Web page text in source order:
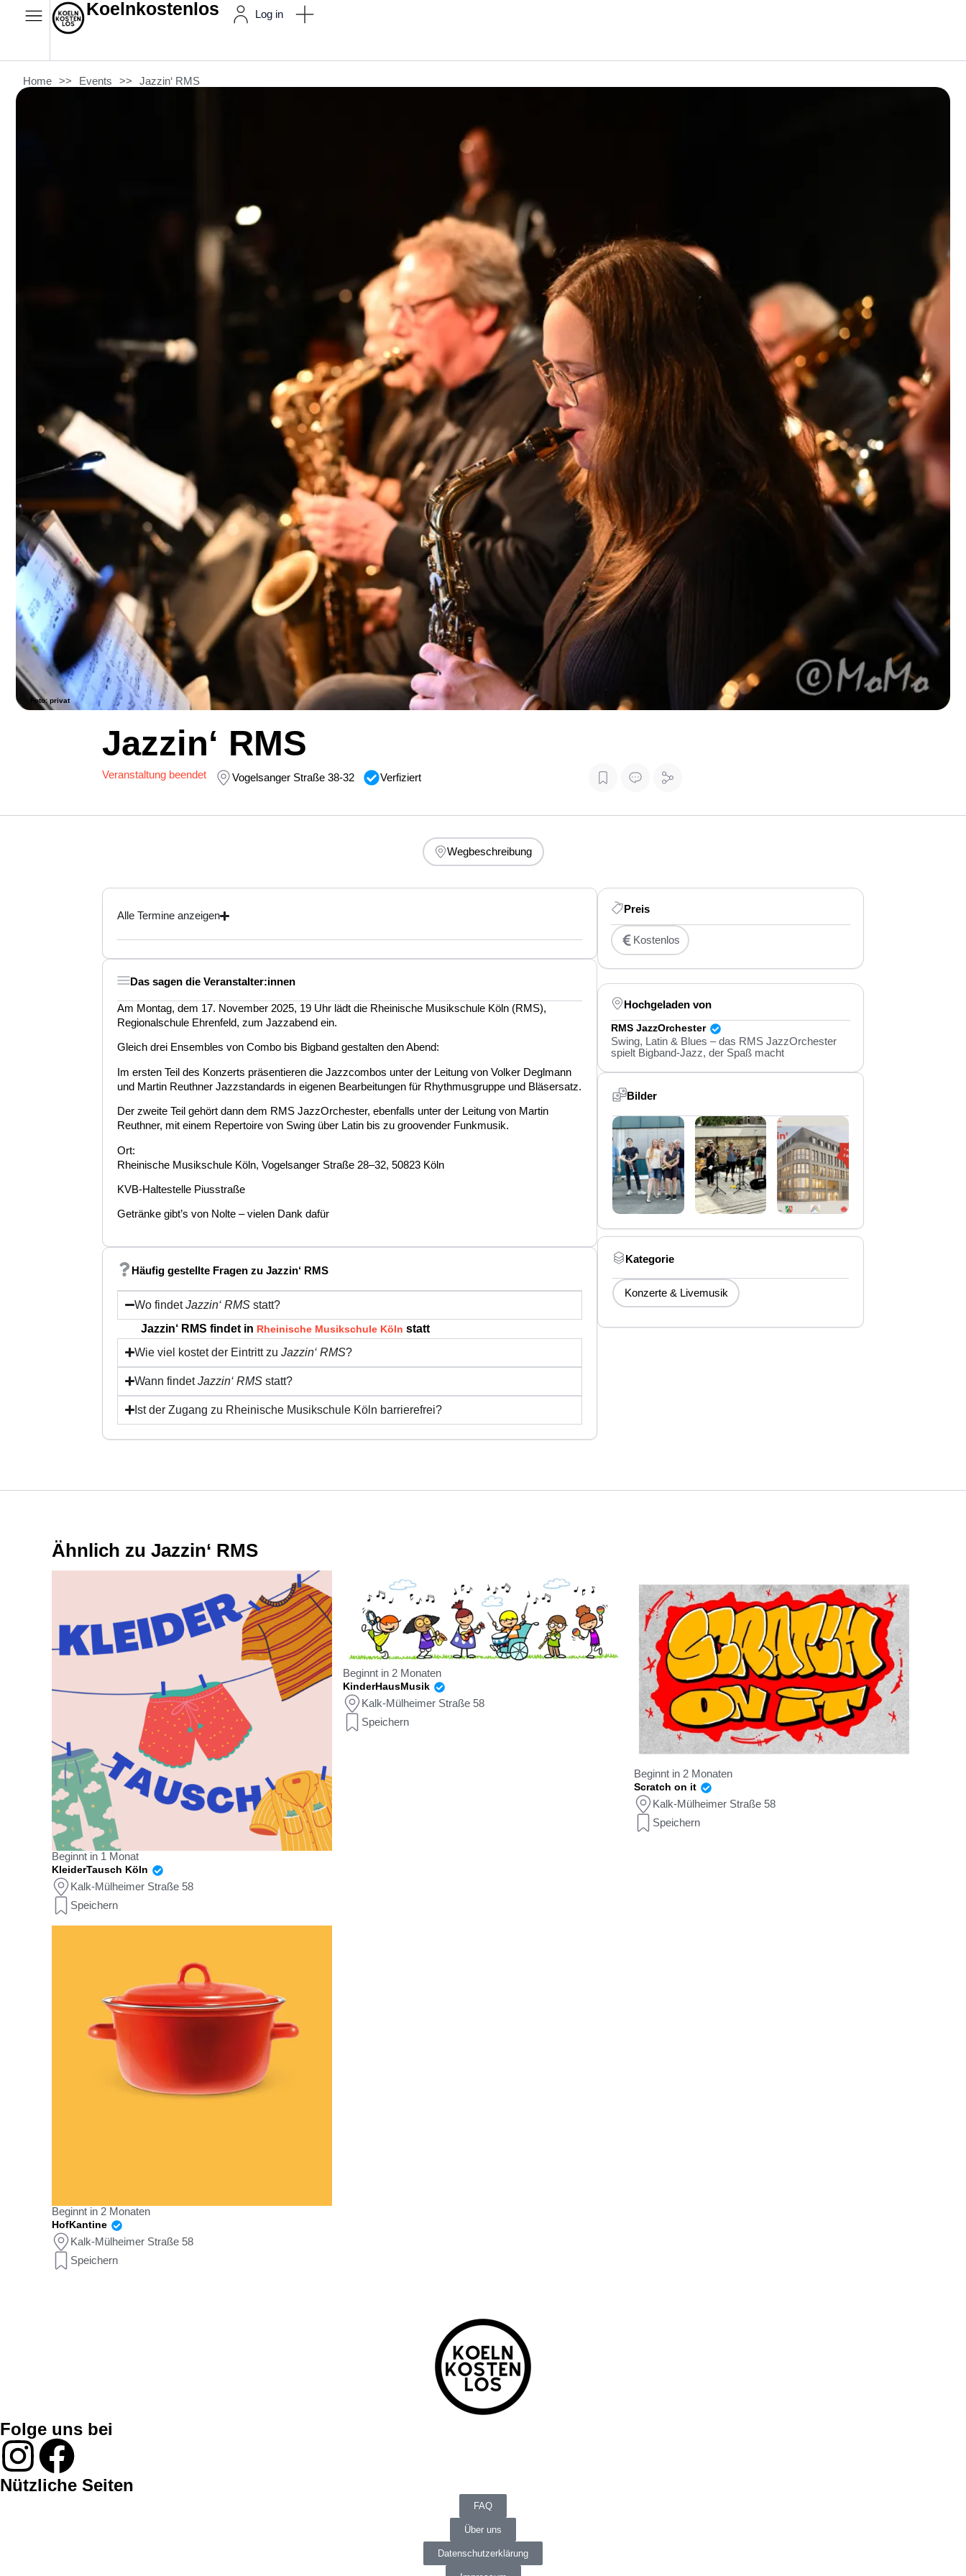
Koelnkostenlos Log in
Home >> Events >> Jazzin‘ RMS
Foto: privat
Jazzin‘ RMS
Veranstaltung beendet Vogelsanger Straße 38-32 Verfiziert
Wegbeschreibung
Alle Termine anzeigen
Das sagen die Veranstalter:innen
Am Montag, dem 17. November 2025, 19 Uhr lädt die Rheinische Musikschule Köln (RMS),
Regionalschule Ehrenfeld, zum Jazzabend ein.
Gleich drei Ensembles von Combo bis Bigband gestalten den Abend:
Im ersten Teil des Konzerts präsentieren die Jazzcombos unter der Leitung von Volker Deglmann
und Martin Reuthner Jazzstandards in eigenen Bearbeitungen für Rhythmusgruppe und Bläsersatz.
Der zweite Teil gehört dann dem RMS JazzOrchester, ebenfalls unter der Leitung von Martin
Reuthner, mit einem Repertoire von Swing über Latin bis zu groovender Funkmusik.
Ort:
Rheinische Musikschule Köln, Vogelsanger Straße 28–32, 50823 Köln
KVB-Haltestelle Piusstraße
Getränke gibt’s von Nolte – vielen Dank dafür
Häufig gestellte Fragen zu Jazzin‘ RMS
Wo findetJazzin‘ RMS statt?
Jazzin‘ RMS findet in Rheinische Musikschule Köln statt
Wie viel kostet der Eintritt zuJazzin‘ RMS?
Wann findetJazzin‘ RMS statt?
Ist der Zugang zu Rheinische Musikschule Köln barrierefrei?
Preis
Kostenlos
Hochgeladen von
RMS JazzOrchester
Swing, Latin & Blues – das RMS JazzOrchester
spielt Bigband-Jazz, der Spaß macht
Bilder
Kategorie
Konzerte & Livemusik
Ähnlich zu Jazzin‘ RMS
Beginnt in 1 Monat
KleiderTausch Köln
Kalk-Mülheimer Straße 58
Speichern
Beginnt in 2 Monaten
KinderHausMusik
Kalk-Mülheimer Straße 58
Speichern
Beginnt in 2 Monaten
Scratch on it
Kalk-Mülheimer Straße 58
Speichern
Beginnt in 2 Monaten
HofKantine
Kalk-Mülheimer Straße 58
Speichern
Folge uns bei
Nützliche Seiten
FAQ
Über uns
Datenschutzerklärung